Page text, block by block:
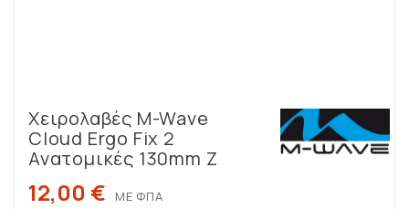
Χειρολαβές M-Wave
Cloud Ergo Fix 2
Ανατομικές 130mm Z
12,00 € ΜΕ ΦΠΑ